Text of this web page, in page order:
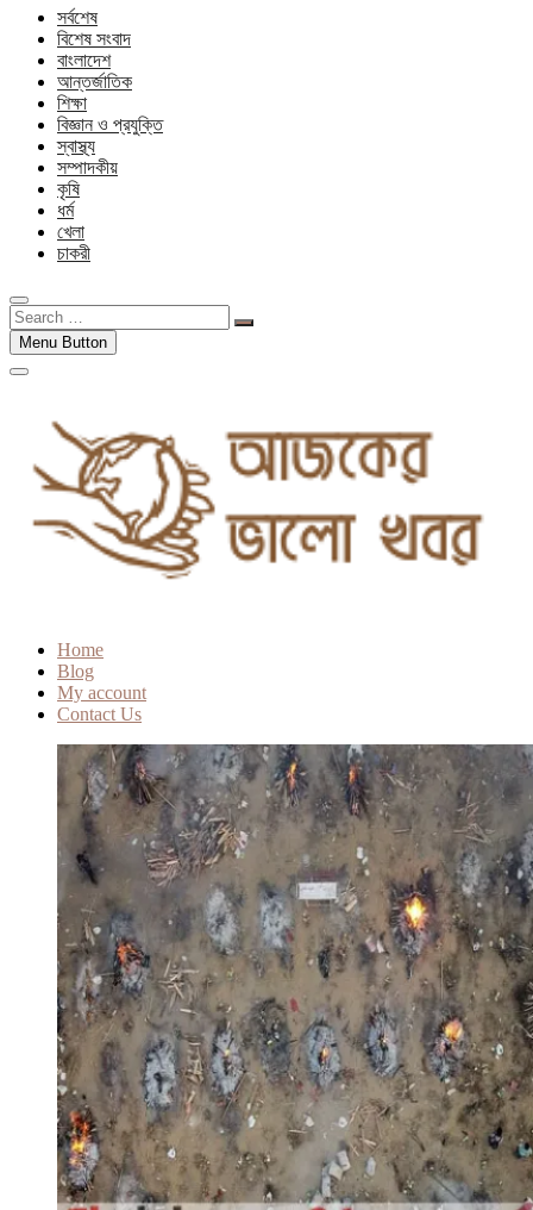
সর্বশেষ
বিশেষ সংবাদ
বাংলাদেশ
আন্তর্জাতিক
শিক্ষা
বিজ্ঞান ও প্রযুক্তি
স্বাস্থ্য
সম্পাদকীয়
কৃষি
ধর্ম
খেলা
চাকরী
Search
…Menu Button
Home
Blog
My account
Contact Us